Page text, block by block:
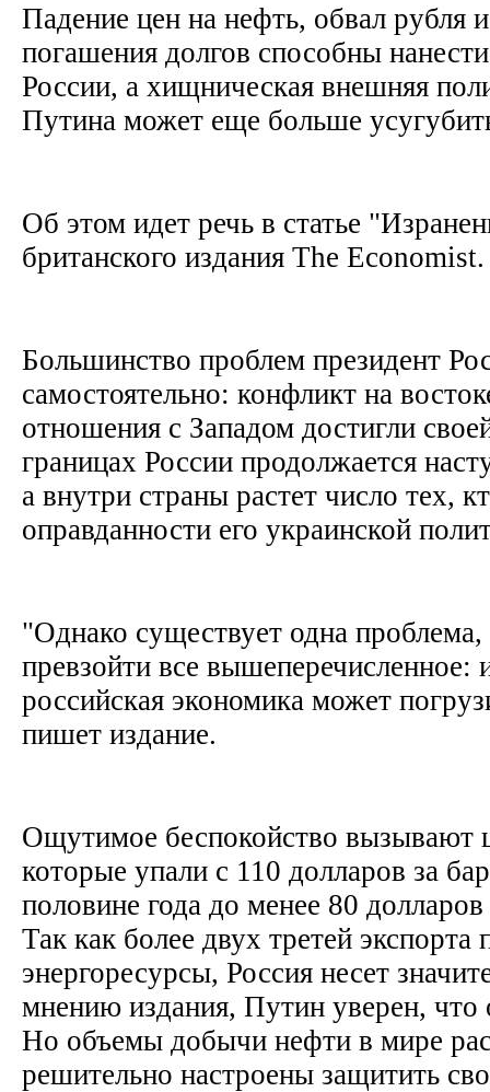
Падение цен на нефть, обвал рубля
погашения долгов способны
России, а хищническая внешняя
Путина может еще больше
Об этом идет речь в статье
британского издания The
Большинство проблем президент
самостоятельно: конфликт на
отношения с Западом достигли
границах России продолжается
а внутри страны растет число тех,
оправданности его украинской
"Однако существует одна
превзойти все вышеперечисленное:
российская экономика может
пишет издание.
Ощутимое беспокойство вызывают
которые упали с 110 долларов за
половине года до менее 80 долларов
Так как более двух третей экспорта
энергоресурсы, Россия несет
мнению издания, Путин уверен, что
Но объемы добычи нефти в мире
решительно настроены защитить